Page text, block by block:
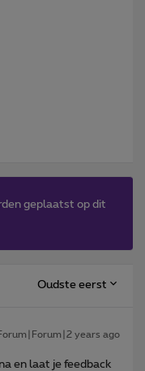
geplaatst op dit
Oudste eerst
years ago
en laat je feedback